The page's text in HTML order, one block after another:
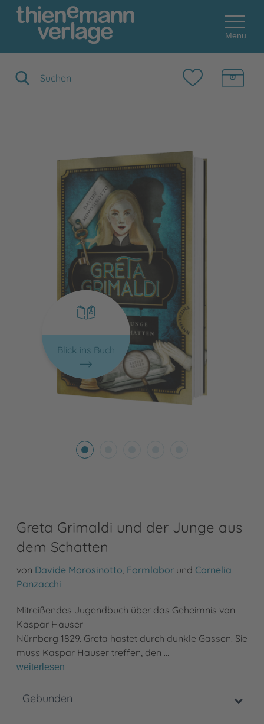
Menu
Blick ins Buch
Greta Grimaldi und der Junge aus
dem Schatten
von Davide Morosinotto, Formlabor und Cornelia
Panzacchi
Mitreißendes Jugendbuch über das Geheimnis von
Kaspar Hauser
Nürnberg 1829. Greta hastet durch dunkle Gassen. Sie
muss Kaspar Hauser treffen, den …
weiterlesen
Gebunden